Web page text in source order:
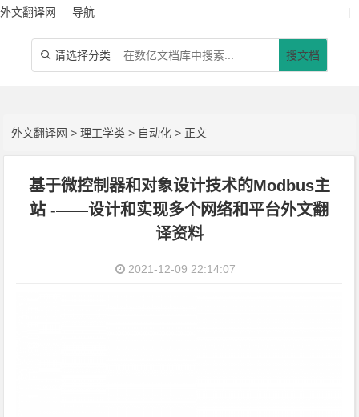
外文翻译网 导航 |
 请选择分类 搜文档
外文翻译网 >理工学类 > 自动化 > 正文
基于微控制器和对象设计技术的Modbus主
站 -——设计和实现多个网络和平台外文翻
译资料
2021-12-09 22:14:07